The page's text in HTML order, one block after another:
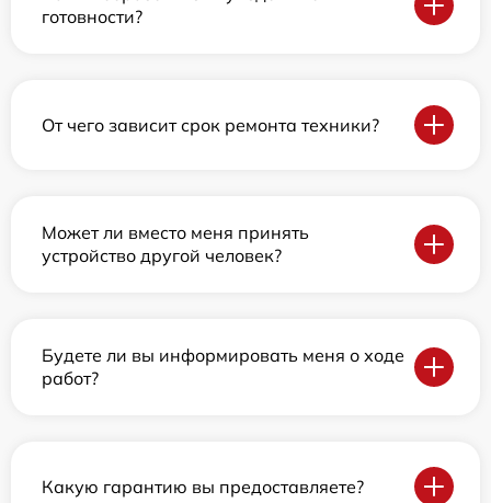
готовности?
От чего зависит срок ремонта техники?
Может ли вместо меня принять
устройство другой человек?
Будете ли вы информировать меня о ходе
работ?
Какую гарантию вы предоставляете?